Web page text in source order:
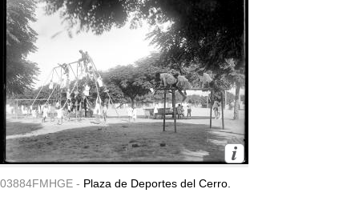
03884FMHGE - Plaza de Deportes del Cerro.